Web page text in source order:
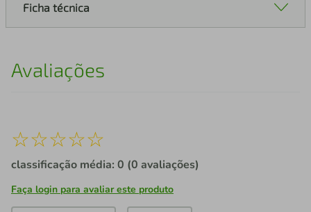
Ficha técnica
Avaliações
☆☆☆☆☆
classificação média: 0 (0 avaliações)
Faça login para avaliar este produto